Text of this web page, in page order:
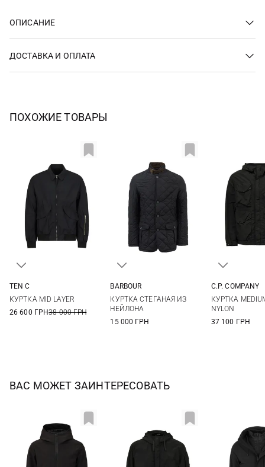
ОПИСАНИЕ
ДОСТАВКА И ОПЛАТА
ПОХОЖИЕ ТОВАРЫ
TEN C
КУРТКА MID LAYER
26 600 ГРН38 000 ГРН
XXL
3XL
BARBOUR
КУРТКА СТЕГАНАЯ ИЗ
НЕЙЛОНА
15 000 ГРН
C.P. COMPANY
КУРТКА
NYLON
37 100 ГРН
ВАС МОЖЕТ ЗАИНТЕРЕСОВАТЬ